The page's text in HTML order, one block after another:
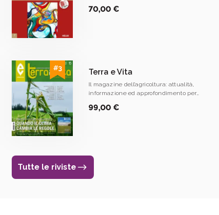
la sua tiratura certificata ne assicura
70,00 €
Terra e Vita
Il magazine dell’agricoltura: attualità,
informazione ed approfondimento per
la formazione di quelli di domani.
99,00 €
Tutte le riviste